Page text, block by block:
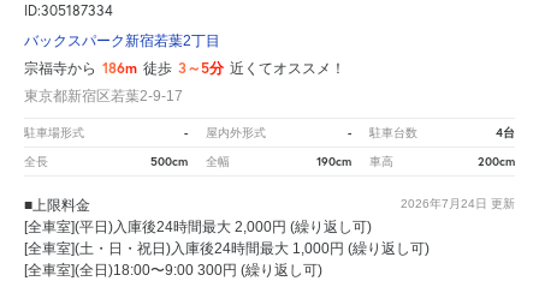
ID:305187334
バックスパーク新宿若葉2丁目
宗福寺から 186m 徒歩 3～5分 近くてオススメ！
東京都新宿区若葉2-9-17
駐車場形式 - 屋内外形式 - 駐車台数 4台
全長 500cm 全幅 190cm 車高 200cm
2026年7月24日 更新
■上限料金
[全車室](平日)入庫後24時間最大 2,000円 (繰り返し可)
[全車室](土・日・祝日)入庫後24時間最大 1,000円 (繰り返し可)
[全車室](全日)18:00〜9:00 300円 (繰り返し可)